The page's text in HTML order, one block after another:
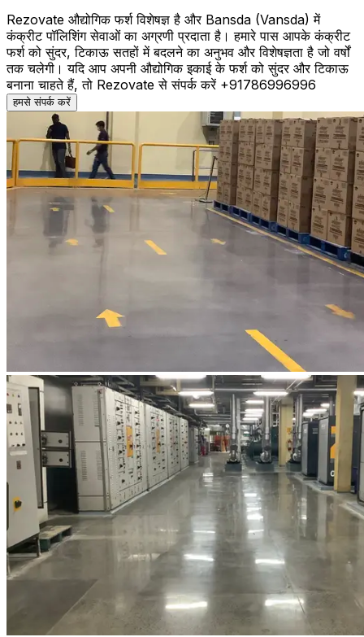
Rezovate औद्योगिक फर्श विशेषज्ञ है और Bansda (Vansda) में
कंक्रीट पॉलिशिंग सेवाओं का अग्रणी प्रदाता है। हमारे पास आपके कंक्रीट
फर्श को सुंदर, टिकाऊ सतहों में बदलने का अनुभव और विशेषज्ञता है जो वर्षों
तक चलेगी। यदि आप अपनी औद्योगिक इकाई के फर्श को सुंदर और टिकाऊ
बनाना चाहते हैं, तो Rezovate से संपर्क करें +91786996996
हमसे संपर्क करें